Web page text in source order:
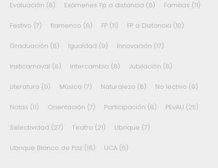
Evaluación (8) Exámenes Fp a distancia (8) Familias (11)
Festivo (7) flamenco (6) FP (11) FP a Distancia (10)
Graduación (8) Igualdad (9) Innovación (17)
Insticarnaval (8) Intercambio (8) Jubilación (8)
Literatura (9) Música (7) Naturaleza (8) No lectivo (9)
Notas (11) Orientación (7) Participación (8) PEvAU (25)
Selectividad (27) Teatro (21) Ubrique (7)
Ubrique Blanco de Paz (18) UCA (6)